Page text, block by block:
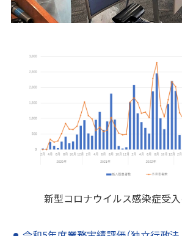
新型コロナウイルス感染症受入